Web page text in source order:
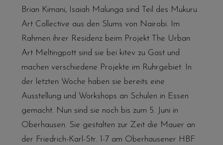
Brian Kimani, Isaiah Malunga sind Teil des Mukuru
Art Collective aus den Slums von Nairobi. Im
Rahmen ihrer Residenz beim Projekt The Urban
Art Meltingpott sind sie bei kitev zu Gast und
machen verschiedene Projekte im Ruhrgebiet. In
der letzten Woche haben sie bereits eine
Ausstellung und Workshops an Schulen in Essen
gemacht. Nun sind sie noch bis zum 5. Juni in
Oberhausen. Sie gestalten zur Zeit die Mauer an
der Friedrich-Karl-Str. 1-7 am Oberhausener HBF